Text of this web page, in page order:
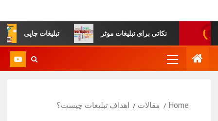
تبلیغات چاپی نکاتی برای تبلیغات موثر
Home مقالات اهداف تبلیغات چیست؟